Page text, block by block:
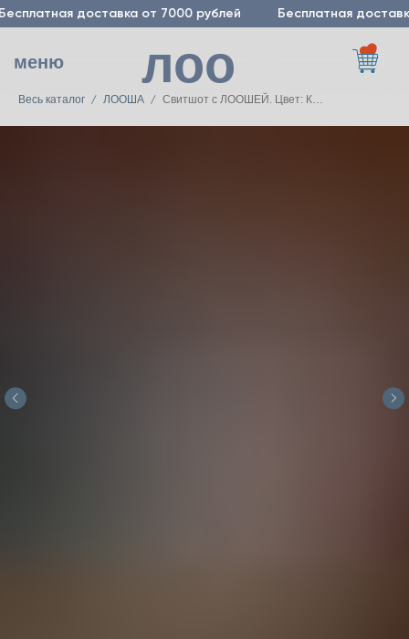
доставка от 7000 рублей Бесплатная
лоо
Весь каталог ЛООША Свитшот с ЛООШЕЙ. Цвет: Капучино